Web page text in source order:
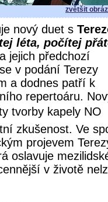
zvětšit
nový duet s
léta, počítej
jejich předchozí
v podání Terezy
a dodnes patří k
repertoáru.
tvorby kapely NO
zkušenost. Ve
projevem
oslavuje
v životě